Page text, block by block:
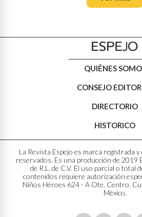
QUIÉNES
CONSEJO
DIRECTORIO
HISTORICO
La Revista Espejo es marca registrada
reservados. Es una producción de 2019
de R.L. de C.V. El uso parcial o total
contenidos requiere autorización
Niños Héroes 624 - A Ote. Centro.
México.